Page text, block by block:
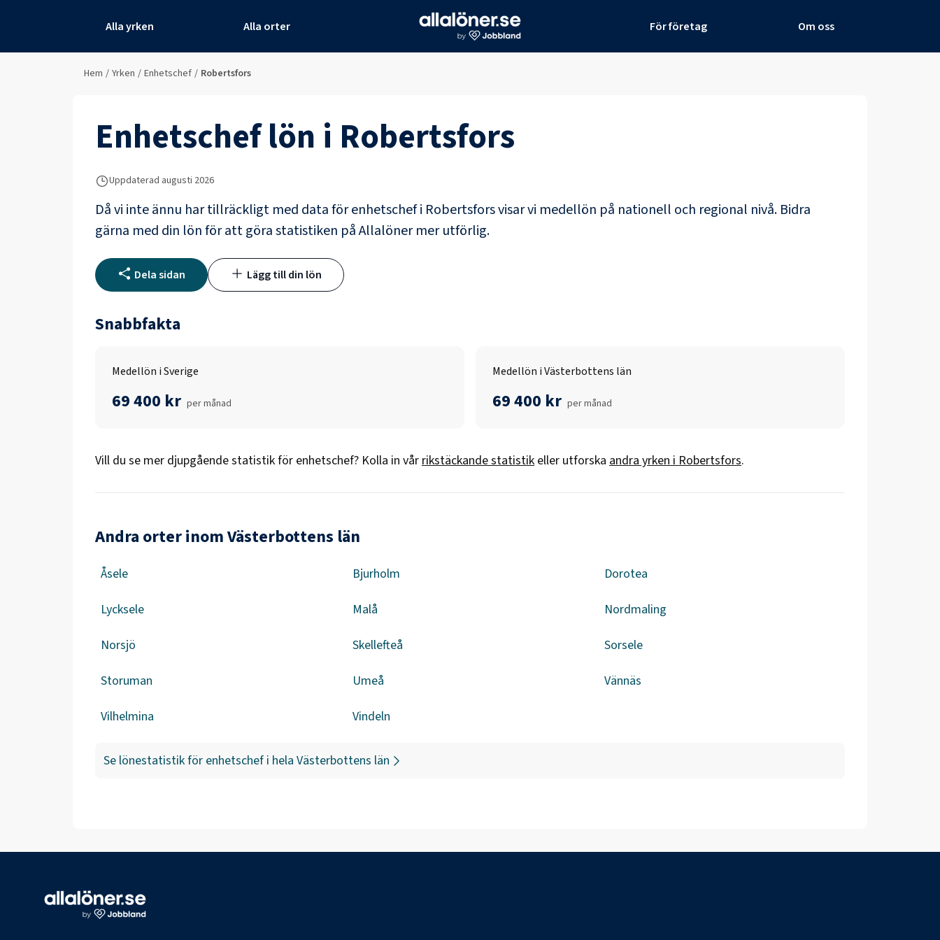
Alla yrken Alla orter För företag Om oss
Hem / Yrken / Enhetschef / Robertsfors
Enhetscheflön i Robertsfors
Uppdaterad augusti 2026
Då vi inte ännu har tillräckligt med data förenhetschefi Robertsforsvisar vi medellön på nationell och regional nivå. Bidra
gärna med din lön för att göra statistiken på Allalöner mer utförlig.
Dela sidan Lägg till din lön
Snabbfakta
Medellön i Sverige
69 400 kr per månad
Medellön i Västerbottens län
69 400 kr per månad
Vill du se mer djupgående statistik för enhetschef? Kolla in vårrikstäckande statistik eller utforska andra yrken iRobertsfors.
Andra orter inom Västerbottens län
Åsele Bjurholm Dorotea
Lycksele Malå Nordmaling
Norsjö Skellefteå Sorsele
Storuman Umeå Vännäs
Vilhelmina Vindeln
Se lönestatistik för enhetschef i hela Västerbottens län